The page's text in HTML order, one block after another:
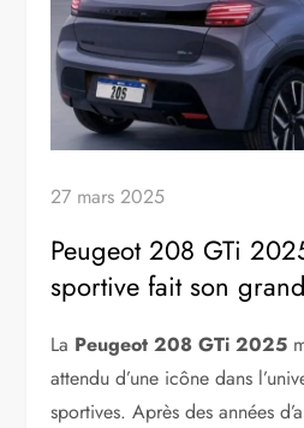
27 mars 2025
Peugeot 208 GTi
sportive fait son
La Peugeot 208 GTi 2025
attendu d’une icône dans
sportives. Après des années